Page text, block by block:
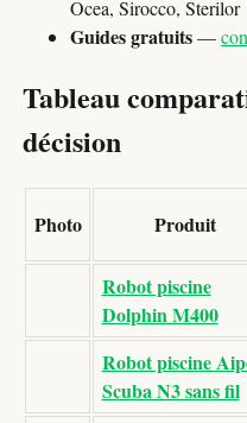
Ocea, Sirocco, Sterilor
Guides gratuits—
Tableau
décision
Photo Produit
Robot piscine
Dolphin M400
Robot piscine
Scuba N3 sans fil